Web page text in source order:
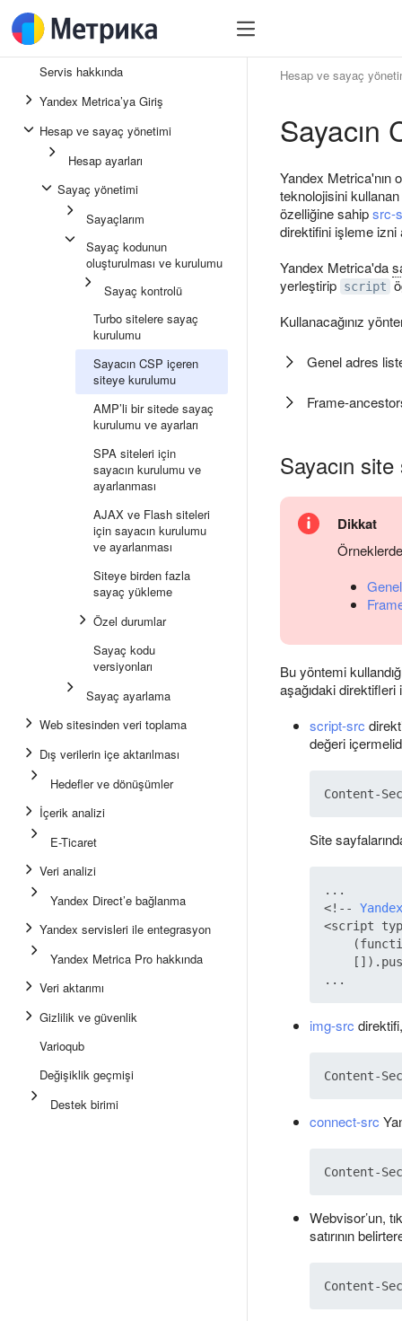
Servis hakkında
Yandex Metrica’ya Giriş
Hesap ve sayaç yönetimi
Hesap ayarları
Sayaç yönetimi
Sayaçlarım
Sayaç kodunun
oluşturulması ve kurulumu
Sayaç kontrolü
Turbo sitelere sayaç
kurulumu
Sayacın CSP içeren
siteye kurulumu
AMP’li bir sitede sayaç
kurulumu ve ayarları
SPA siteleri için
sayacın kurulumu ve
ayarlanması
AJAX ve Flash siteleri
için sayacın kurulumu
ve ayarlanması
Siteye birden fazla
sayaç yükleme
Özel durumlar
Sayaç kodu
versiyonları
Sayaç ayarlama
Web sitesinden veri toplama
Dış verilerin içe aktarılması
Hedefler ve dönüşümler
İçerik analizi
E-Ticaret
Veri analizi
Yandex Direct’e bağlanma
Yandex servisleri ile entegrasyon
Yandex Metrica Pro hakkında
Veri aktarımı
Gizlilik ve güvenlik
Varioqub
Değişiklik geçmişi
Destek birimi
Hesap ve sayaç
Sayacın
Yandex Metrica'nın
teknolojisini kullanan
özelliğine sahipsrc-
direktifini işleme izni
Yandex Metrica'da
yerleştirip script
Kullanacağınız
Genel adres
Frame-
Sayacın
Dikkat
Bu yöntemi
aşağıdaki direktifleri
script-src
değeri
Site
...
<!-- Yandex
<script
img-src
connect-src
Webvisor’un,
satırının